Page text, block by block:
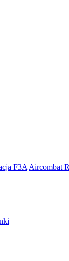
F3AAircombat